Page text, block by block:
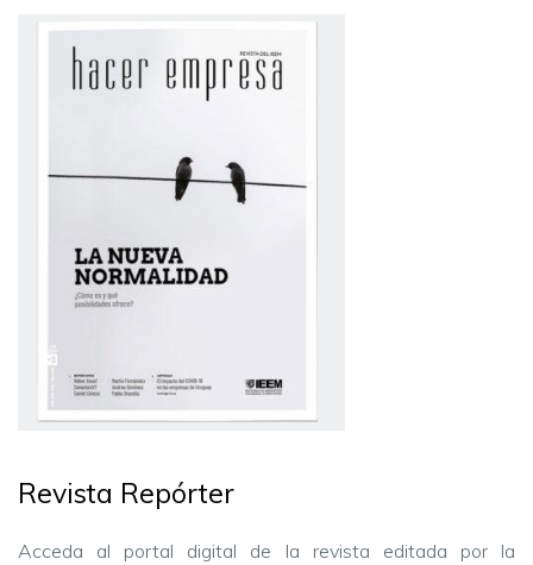
Revista Repórter
Acceda al portal digital de la revista editada por la